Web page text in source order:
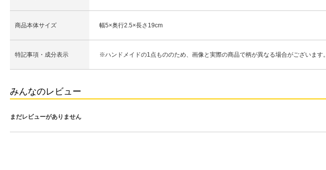
商品本体サイズ 幅5×奥行2.5×長さ19cm
特記事項・成分表示 ※ハンドメイドの1点もののため、画像と実際の商品で柄が異なる場合がございます。
みんなのレビュー
まだレビューがありません